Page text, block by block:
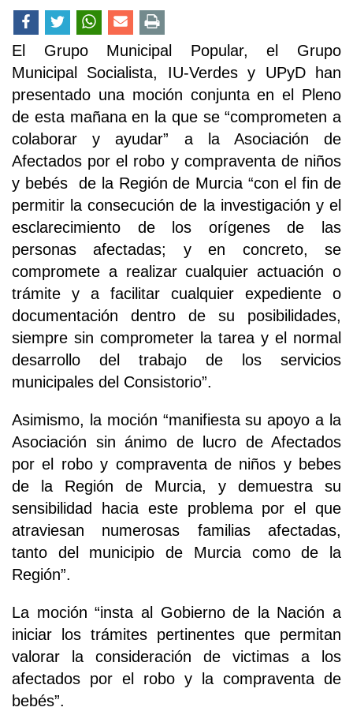
El Grupo Municipal Popular, el Grupo
Municipal Socialista, IU-Verdes y UPyD han
presentado una moción conjunta en el Pleno
de esta mañana en la que se “comprometen a
colaborar y ayudar” a la Asociación de
Afectados por el robo y compraventa de niños
y bebés de la Región de Murcia “con el fin de
permitir la consecución de la investigación y el
esclarecimiento de los orígenes de las
personas afectadas; y en concreto, se
compromete a realizar cualquier actuación o
trámite y a facilitar cualquier expediente o
documentación dentro de su posibilidades,
siempre sin comprometer la tarea y el normal
desarrollo del trabajo de los servicios
municipales del Consistorio”.
Asimismo, la moción “manifiesta su apoyo a la
Asociación sin ánimo de lucro de Afectados
por el robo y compraventa de niños y bebes
de la Región de Murcia, y demuestra su
sensibilidad hacia este problema por el que
atraviesan numerosas familias afectadas,
tanto del municipio de Murcia como de la
Región”.
La moción “insta al Gobierno de la Nación a
iniciar los trámites pertinentes que permitan
valorar la consideración de victimas a los
afectados por el robo y la compraventa de
bebés”.